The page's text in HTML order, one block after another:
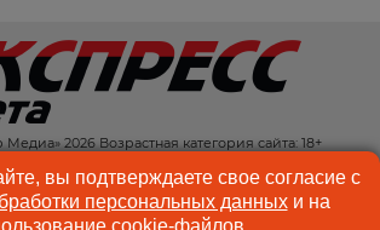
2026 Возрастная категория сайта: 18+
РЕКЛАМА
ПОЛЬЗОВАТЕЛЬСКОЕ
вы подтверждаете свое согласие с
персональных данныхи на
cookie-файлов